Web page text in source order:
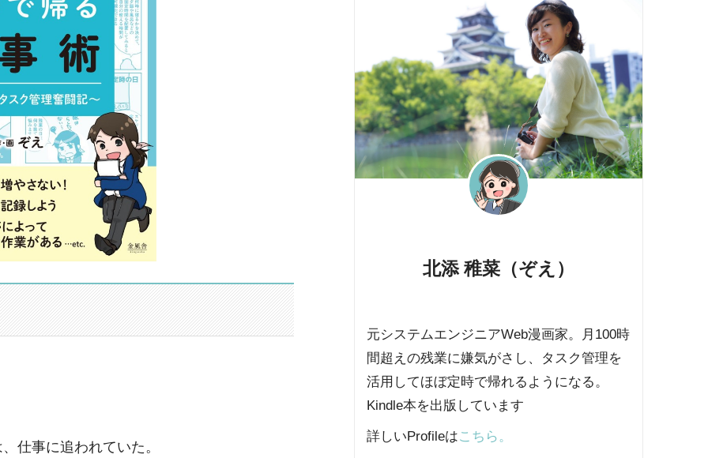
仕事に追われていた。
北添 稚菜（ぞえ）
元システムエンジニアWeb漫画家。月100時
間超えの残業に嫌気がさし、タスク管理を
活用してほぼ定時で帰れるようになる。
Kindle本を出版しています
詳しいProfileはこちら。